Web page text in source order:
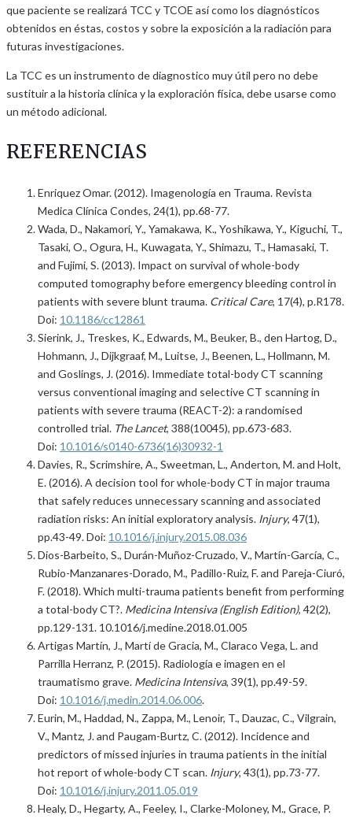
que paciente se realizará TCC y TCOE así como los diagnósticos
obtenidos en éstas, costos y sobre la exposición a la radiación para
futuras investigaciones.
La TCC es un instrumento de diagnostico muy útil pero no debe
sustituir a la historia clínica y la exploración física, debe usarse como
un método adicional.
REFERENCIAS
Enriquez Omar. (2012). Imagenología en Trauma. Revista
Medica Clínica Condes, 24(1), pp.68-77.
Wada, D., Nakamori, Y., Yamakawa, K., Yoshikawa, Y., Kiguchi, T.,
Tasaki, O., Ogura, H., Kuwagata, Y., Shimazu, T., Hamasaki, T.
and Fujimi, S. (2013). Impact on survival of whole-body
computed tomography before emergency bleeding control in
patients with severe blunt trauma. Critical Care, 17(4), p.R178.
Doi: 10.1186/cc12861
Sierink, J., Treskes, K., Edwards, M., Beuker, B., den Hartog, D.,
Hohmann, J., Dijkgraaf, M., Luitse, J., Beenen, L., Hollmann, M.
and Goslings, J. (2016). Immediate total-body CT scanning
versus conventional imaging and selective CT scanning in
patients with severe trauma (REACT-2): a randomised
controlled trial. The Lancet, 388(10045), pp.673-683.
Doi: 10.1016/s0140-6736(16)30932-1
Davies, R., Scrimshire, A., Sweetman, L., Anderton, M. and Holt,
E. (2016). A decision tool for whole-body CT in major trauma
that safely reduces unnecessary scanning and associated
radiation risks: An initial exploratory analysis. Injury, 47(1),
pp.43-49. Doi: 10.1016/j.injury.2015.08.036
Dios-Barbeito, S., Durán-Muñoz-Cruzado, V., Martín-García, C.,
Rubio-Manzanares-Dorado, M., Padillo-Ruiz, F. and Pareja-Ciuró,
F. (2018). Which multi-trauma patients benefit from performing
a total-body CT?. Medicina Intensiva (English Edition), 42(2),
pp.129-131. 10.1016/j.medine.2018.01.005
Artigas Martín, J., Martí de Gracia, M., Claraco Vega, L. and
Parrilla Herranz, P. (2015). Radiología e imagen en el
traumatismo grave. Medicina Intensiva, 39(1), pp.49-59.
Doi: 10.1016/j.medin.2014.06.006.
Eurin, M., Haddad, N., Zappa, M., Lenoir, T., Dauzac, C., Vilgrain,
V., Mantz, J. and Paugam-Burtz, C. (2012). Incidence and
predictors of missed injuries in trauma patients in the initial
hot report of whole-body CT scan. Injury, 43(1), pp.73-77.
Doi: 10.1016/j.injury.2011.05.019
Healy, D., Hegarty, A., Feeley, I., Clarke-Moloney, M., Grace, P.